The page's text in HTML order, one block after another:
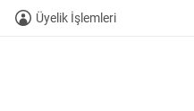
Üyelik İşlemleri